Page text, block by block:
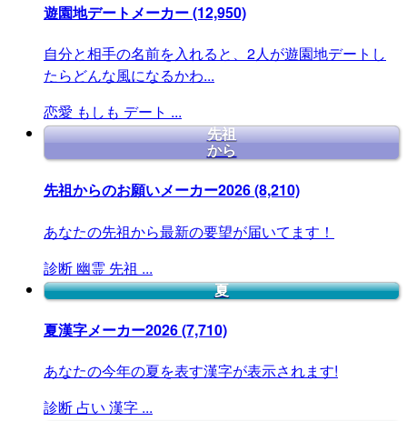
遊園地デートメーカー(12,950)
自分と相手の名前を入れると、2人が遊園地デートし
たらどんな風になるかわ...
恋愛 もしも デート ...
先祖
から
先祖からのお願いメーカー2026(8,210)
あなたの先祖から最新の要望が届いてます！
診断 幽霊 先祖 ...
夏
夏漢字メーカー2026(7,710)
あなたの今年の夏を表す漢字が表示されます!
診断 占い 漢字 ...